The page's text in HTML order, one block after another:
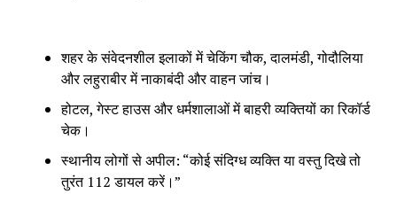
शहर के संवेदनशील इलाकों में चेकिंग चौक, दालमंडी, गोदौलिया
और लहुराबीर में नाकाबंदी और वाहन जांच।
होटल, गेस्ट हाउस और धर्मशालाओं में बाहरी व्यक्तियों का रिकॉर्ड
चेक।
स्थानीय लोगों से अपील: “कोई संदिग्ध व्यक्ति या वस्तु दिखे तो
तुरंत 112 डायल करें।”